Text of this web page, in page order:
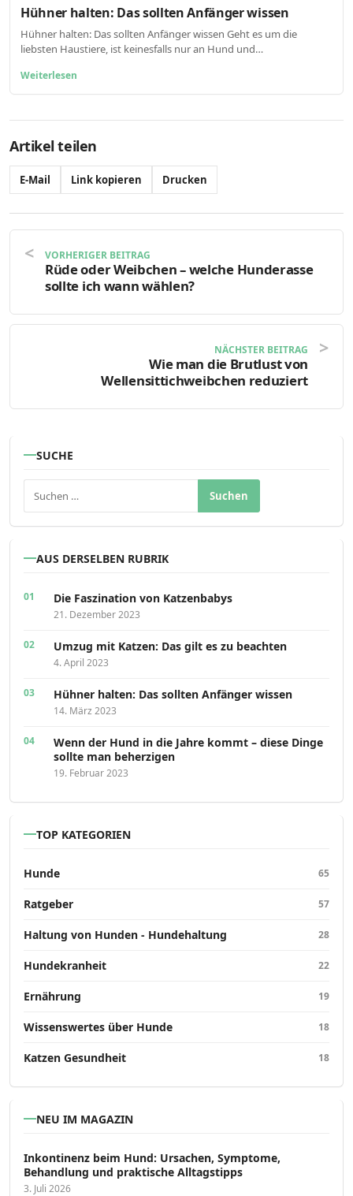
Hühner halten: Das sollten Anfänger wissen
Hühner halten: Das sollten Anfänger wissen Geht es um die
liebsten Haustiere, ist keinesfalls nur an Hund und…
Weiterlesen
Artikel teilen
E-Mail Link kopieren Drucken
VORHERIGER BEITRAG
Rüde oder Weibchen – welche Hunderasse
sollte ich wann wählen?
NÄCHSTER BEITRAG
Wie man die Brutlust von
Wellensittichweibchen reduziert
SUCHE
AUS DERSELBEN RUBRIK
Die Faszination von Katzenbabys
21. Dezember 2023
Umzug mit Katzen: Das gilt es zu beachten
4. April 2023
Hühner halten: Das sollten Anfänger wissen
14. März 2023
Wenn der Hund in die Jahre kommt – diese Dinge
sollte man beherzigen
19. Februar 2023
TOP KATEGORIEN
Hunde 65
Ratgeber 57
Haltung von Hunden - Hundehaltung 28
Hundekranheit 22
Ernährung 19
Wissenswertes über Hunde 18
Katzen Gesundheit 18
NEU IM MAGAZIN
Inkontinenz beim Hund: Ursachen, Symptome,
Behandlung und praktische Alltagstipps
3. Juli 2026